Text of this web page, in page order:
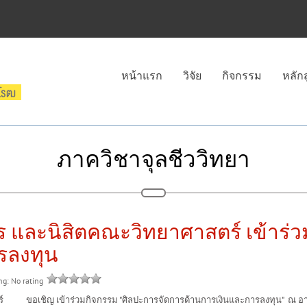
หน้าแรก วิจัย กิจกรรม หลัก
ภาควิชาจุลชีววิทยา
ละนิสิตคณะวิทยาศาสตร์ เข้าร่ว
ลงทุน
No rating
อเชิญ เข้าร่วมกิจกรรม "ศิลปะการจัดการด้านการเงินและการลงทุน" ณ อ